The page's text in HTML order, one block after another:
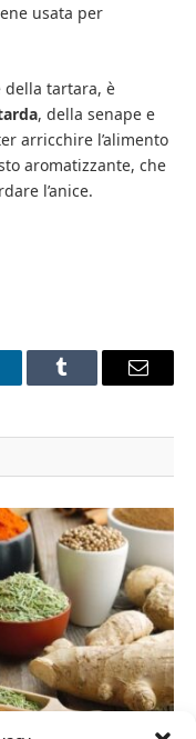
usata per
della tartara, è
, della senape e
arricchire l’alimento
aromatizzante, che
l’anice.
Tumblr Email